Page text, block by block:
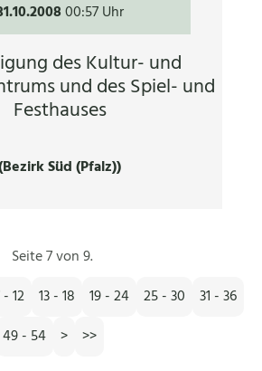
00:57 Uhr
des Kultur- und
und des Spiel- und
Festhauses
Süd (Pfalz))
Seite 7 von 9.
12 13 - 18 19 - 24 25 - 30
31 - 36
49 - 54 > >>